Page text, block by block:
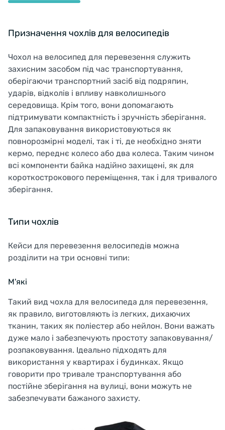
Призначення чохлів для велосипедів
Чохол на велосипед для перевезення служить
захисним засобом під час транспортування,
оберігаючи транспортний засіб від подряпин,
ударів, відколів і впливу навколишнього
середовища. Крім того, вони допомагають
підтримувати компактність і зручність зберігання.
Для запаковування використовуються як
повнорозмірні моделі, так і ті, де необхідно зняти
кермо, переднє колесо або два колеса. Таким чином
всі компоненти байка надійно захищені, як для
короткострокового переміщення, так і для тривалого
зберігання.
Типи чохлів
Кейси для перевезення велосипедів можна
розділити на три основні типи:
М'які
Такий вид чохла для велосипеда для перевезення,
як правило, виготовляють із легких, дихаючих
тканин, таких як поліестер або нейлон. Вони важать
дуже мало і забезпечують простоту запаковування/
розпаковування. Ідеально підходять для
використання у квартирах і будинках. Якщо
говорити про тривале транспортування або
постійне зберігання на вулиці, вони можуть не
забезпечувати бажаного захисту.
Welcome!
Do you want to switch to the Dutch version of the
site or stay on the Ukrainian version?
SWITCH TO FACEBIKE.NL
STAY ON FACEBIKE.UA